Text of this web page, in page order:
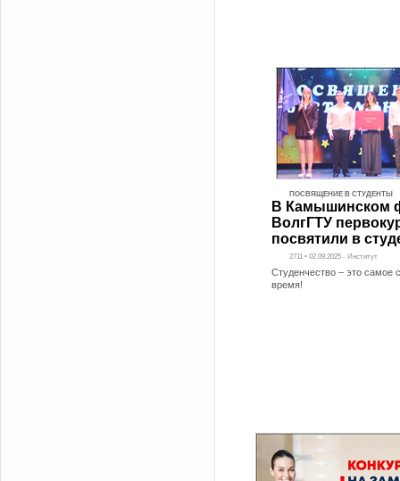
ПОСВЯЩЕНИЕ В СТУДЕНТЫ
В Камышинском
ВолгГТУ
посвятили в
2711 • 02.09.2025 - Институт
Студенчество – это самое
время!